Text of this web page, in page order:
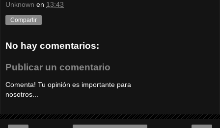
Unknown en 13:43
Compartir
No hay comentarios:
Publicar un comentario
Comenta! Tu opinión es importante para
nosotros...